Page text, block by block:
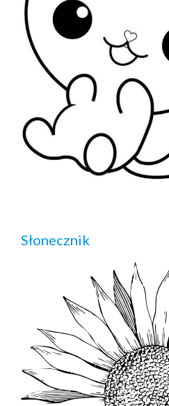
Słonecznik